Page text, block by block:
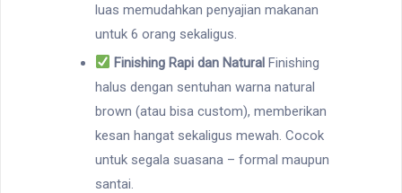
luas memudahkan penyajian makanan
untuk 6 orang sekaligus.
Finishing Rapi dan Natural Finishing
halus dengan sentuhan warna natural
brown (atau bisa custom), memberikan
kesan hangat sekaligus mewah. Cocok
untuk segala suasana – formal maupun
santai.